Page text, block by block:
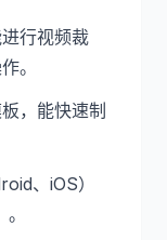
行视频裁
。
，能快速制
、iOS）